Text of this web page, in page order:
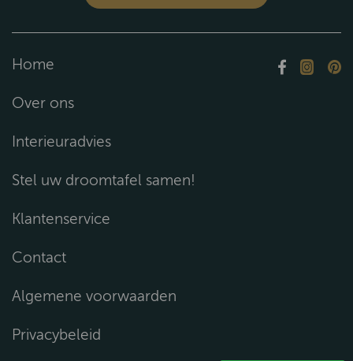
Home
Over ons
Interieuradvies
Stel uw droomtafel samen!
Klantenservice
Contact
Algemene voorwaarden
Privacybeleid